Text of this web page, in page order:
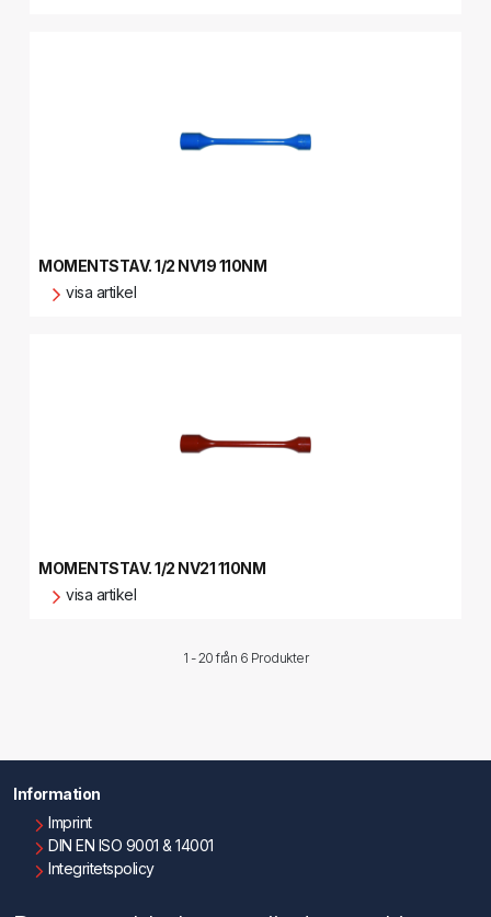
MOMENTSTAV. 1/2 NV19 110NM
visa artikel
MOMENTSTAV. 1/2 NV21 110NM
visa artikel
1 - 20 från 6 Produkter
Information
Imprint
DIN EN ISO 9001 & 14001
Integritetspolicy